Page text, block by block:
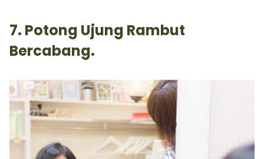
7. Potong Ujung Rambut
Bercabang.